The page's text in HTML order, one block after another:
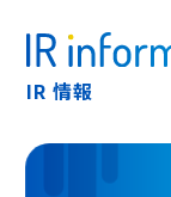
IR 情報